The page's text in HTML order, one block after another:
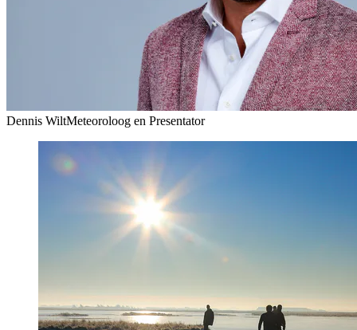
Dennis WiltMeteoroloog en Presentator